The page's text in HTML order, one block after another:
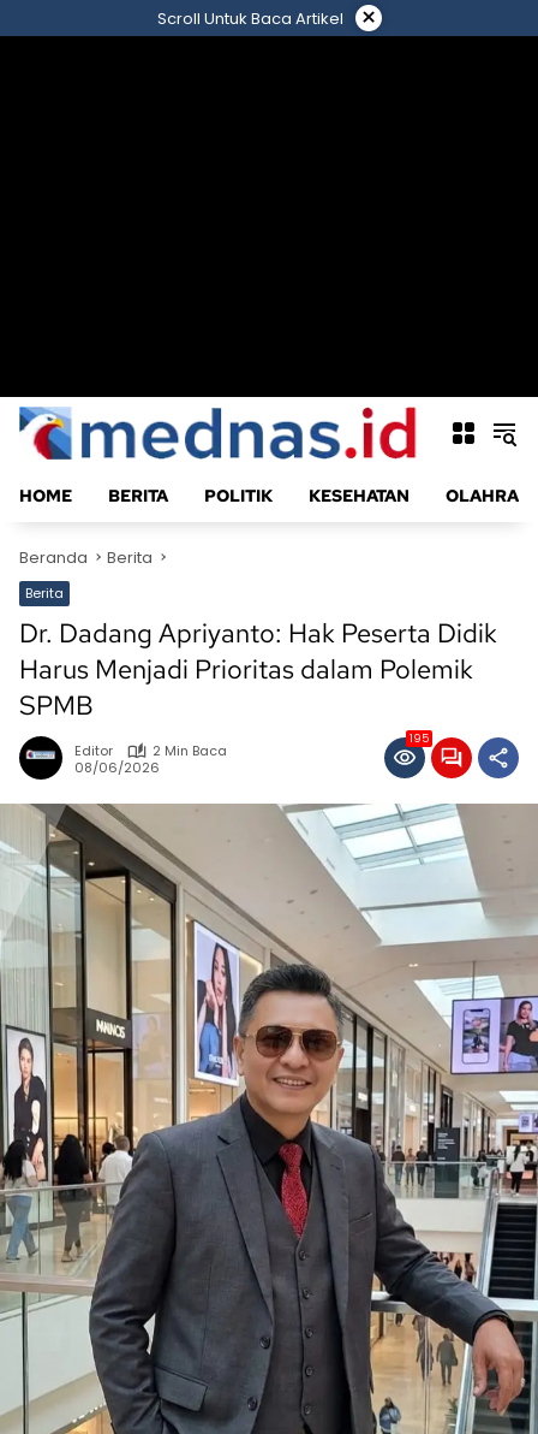
ke
Scroll Untuk Baca Artikel ×
HOME BERITA POLITIK KESEHATAN
Beranda Berita
Berita
Dr. Dadang Apriyanto: Hak Peserta Didik
Harus Menjadi Prioritas dalam Polemik
SPMB
Editor
2 Min Baca
08/06/2026
195